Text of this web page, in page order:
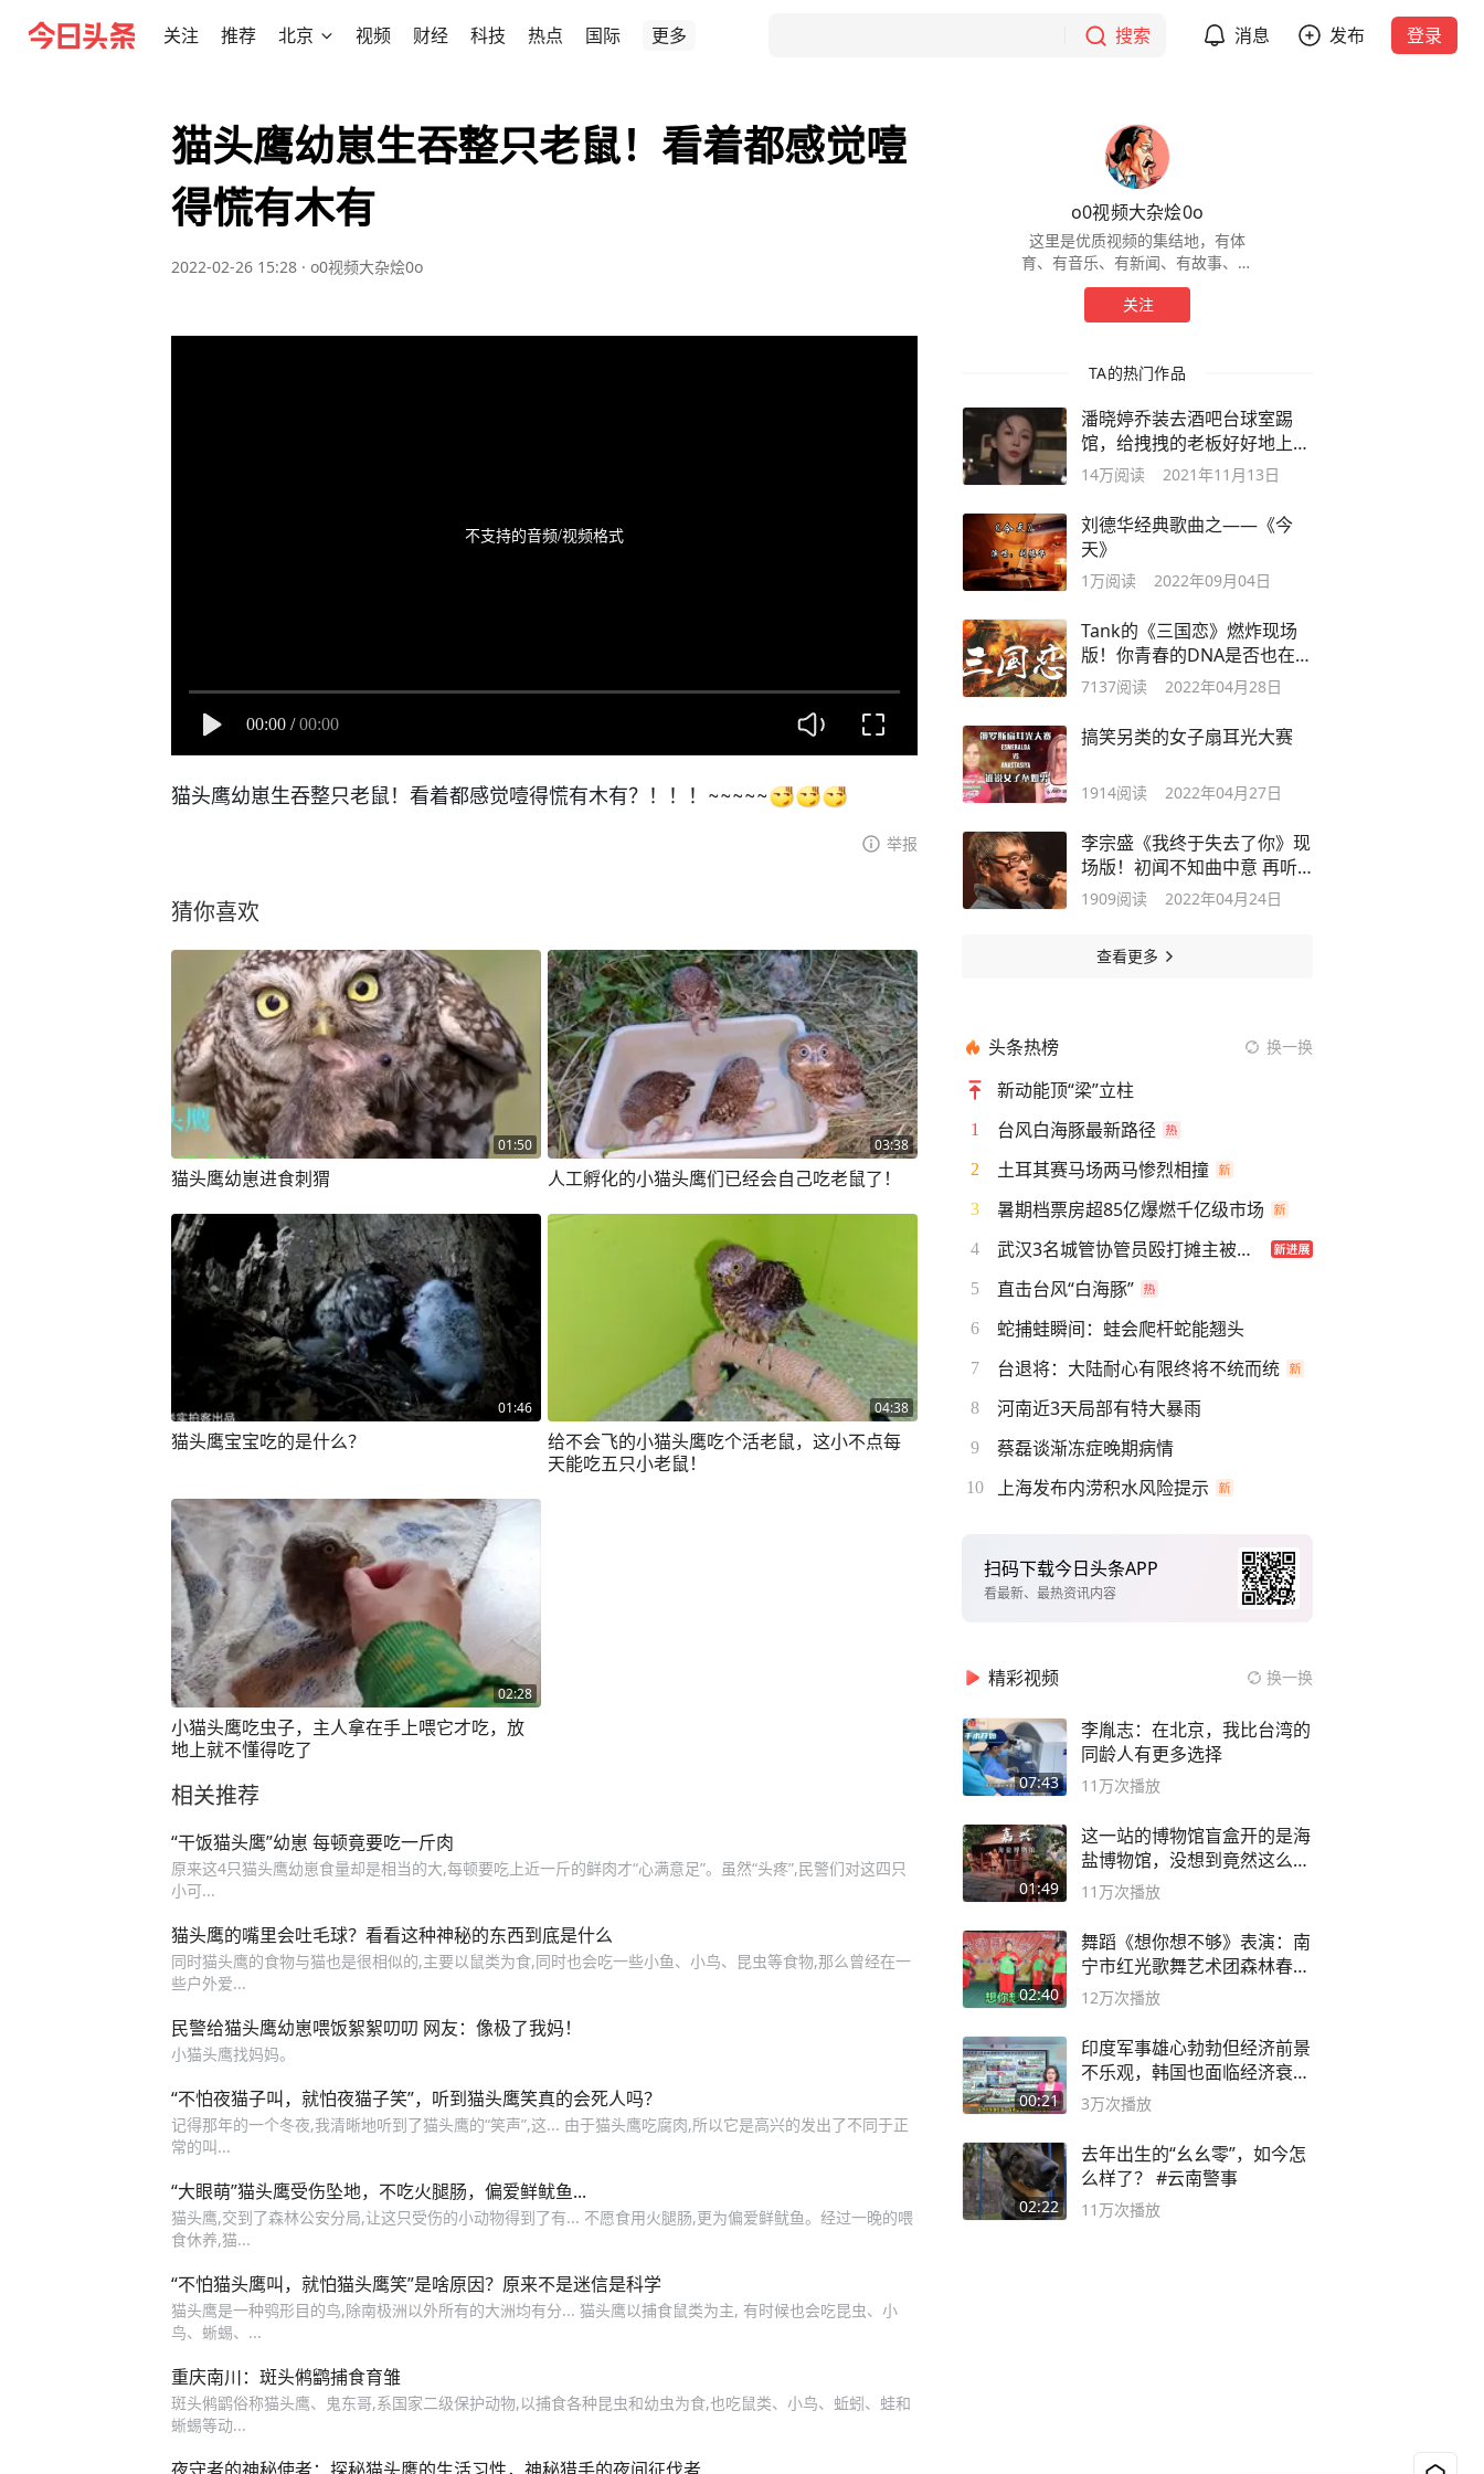
关注 推荐 北京 视频 财经 科技 热点 国际 更多 搜索 消息 发布 登录
猫头鹰幼崽生吞整只老鼠！看着都感觉噎
得慌有木有
2022-02-26 15:28 · o0视频大杂烩0o
不支持的音频/视频格式
00:00 / 00:00
猫头鹰幼崽生吞整只老鼠！看着都感觉噎得慌有木有？！！！~~~~~
举报
猜你喜欢
01:50
猫头鹰幼崽进食刺猬
03:38
人工孵化的小猫头鹰们已经会自己吃老鼠了！
01:46
猫头鹰宝宝吃的是什么？
04:38
给不会飞的小猫头鹰吃个活老鼠，这小不点每
天能吃五只小老鼠！
02:28
小猫头鹰吃虫子，主人拿在手上喂它才吃，放
地上就不懂得吃了
相关推荐
“干饭猫头鹰”幼崽 每顿竟要吃一斤肉
原来这4只猫头鹰幼崽食量却是相当的大,每顿要吃上近一斤的鲜肉才“心满意足”。虽然“头疼”,民警们对这四只
小可...
猫头鹰的嘴里会吐毛球？看看这种神秘的东西到底是什么
同时猫头鹰的食物与猫也是很相似的,主要以鼠类为食,同时也会吃一些小鱼、小鸟、昆虫等食物,那么曾经在一
些户外爱...
民警给猫头鹰幼崽喂饭絮絮叨叨 网友：像极了我妈！
小猫头鹰找妈妈。
“不怕夜猫子叫，就怕夜猫子笑”，听到猫头鹰笑真的会死人吗？
记得那年的一个冬夜,我清晰地听到了猫头鹰的“笑声”,这... 由于猫头鹰吃腐肉,所以它是高兴的发出了不同于正
常的叫...
“大眼萌”猫头鹰受伤坠地，不吃火腿肠，偏爱鲜鱿鱼...
猫头鹰,交到了森林公安分局,让这只受伤的小动物得到了有... 不愿食用火腿肠,更为偏爱鲜鱿鱼。经过一晚的喂
食休养,猫...
“不怕猫头鹰叫，就怕猫头鹰笑”是啥原因？原来不是迷信是科学
猫头鹰是一种鸮形目的鸟,除南极洲以外所有的大洲均有分... 猫头鹰以捕食鼠类为主, 有时候也会吃昆虫、小
鸟、蜥蜴、...
重庆南川：斑头鸺鹠捕食育雏
斑头鸺鹠俗称猫头鹰、鬼东哥,系国家二级保护动物,以捕食各种昆虫和幼虫为食,也吃鼠类、小鸟、蚯蚓、蛙和
蜥蜴等动...
夜守者的神秘使者：探秘猫头鹰的生活习性，神秘猎手的夜间征伐者
o0视频大杂烩0o
这里是优质视频的集结地，有体
育、有音乐、有新闻、有故事、有
搞笑、有情感。喜欢的朋友，请多
多关注、点赞、转发和收藏！感谢
大家的支持和鼓励！谢谢
关注
TA的热门作品
潘晓婷乔装去酒吧台球室踢
馆，给拽拽的老板好好地上了
一课
14万阅读 2021年11月13日
刘德华经典歌曲之——《今
天》
1万阅读 2022年09月04日
Tank的《三国恋》燃炸现场
版！你青春的DNA是否也在震
荡呢
7137阅读 2022年04月28日
搞笑另类的女子扇耳光大赛
1914阅读 2022年04月27日
李宗盛《我终于失去了你》现
场版！初闻不知曲中意 再听
已是曲中人
1909阅读 2022年04月24日
查看更多
头条热榜 换一换
新动能顶“梁”立柱
1 台风白海豚最新路径
2 土耳其赛马场两马惨烈相撞
3 暑期档票房超85亿爆燃千亿级市场
4 武汉3名城管协管员殴打摊主被刑拘
5 直击台风“白海豚”
6 蛇捕蛙瞬间：蛙会爬杆蛇能翘头
7 台退将：大陆耐心有限终将不统而统
8 河南近3天局部有特大暴雨
9 蔡磊谈渐冻症晚期病情
10 上海发布内涝积水风险提示
扫码下载今日头条APP
看最新、最热资讯内容
精彩视频 换一换
07:43
李胤志：在北京，我比台湾的
同龄人有更多选择
11万次播放
01:49
这一站的博物馆盲盒开的是海
盐博物馆，没想到竟然这么好
逛！
11万次播放
02:40
舞蹈《想你想不够》表演：南
宁市红光歌舞艺术团森林春红
舞蹈队。
12万次播放
00:21
印度军事雄心勃勃但经济前景
不乐观，韩国也面临经济衰退
风险
3万次播放
02:22
去年出生的“幺幺零”，如今怎
么样了？ #云南警事
11万次播放